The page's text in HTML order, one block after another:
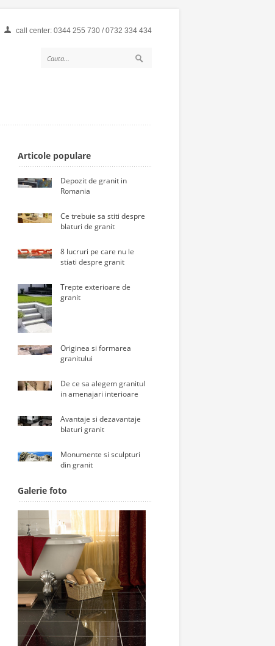
call center: 0344 255 730 / 0732 334 434
Articole populare
Depozit de granit in
Romania
Ce trebuie sa stiti despre
blaturi de granit
8 lucruri pe care nu le
stiati despre granit
Trepte exterioare de
granit
Originea si formarea
granitului
De ce sa alegem granitul
in amenajari interioare
Avantaje si dezavantaje
blaturi granit
Monumente si sculpturi
din granit
Galerie foto